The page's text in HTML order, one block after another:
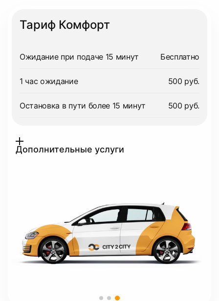
Тариф Комфорт
Ожидание при подаче 15 минут Бесплатно
1 час ожидание 500 руб.
Остановка в пути более 15 минут 500 руб.
Дополнительные услуги